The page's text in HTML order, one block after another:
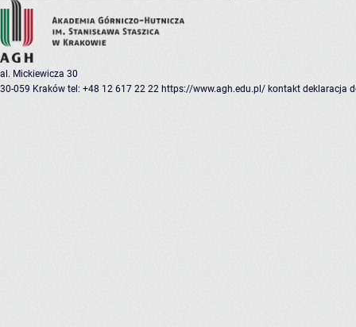
al. Mickiewicza 30
30-059 Kraków tel: +48 12 617 22 22 https://www.agh.edu.pl/ kontakt deklaracja